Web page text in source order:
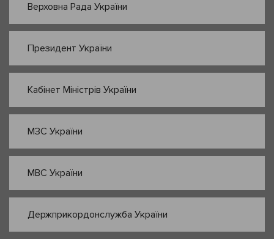
Верховна Рада України
Президент України
Кабінет Міністрів України
МЗС України
МВС України
Держприкордонслужба України